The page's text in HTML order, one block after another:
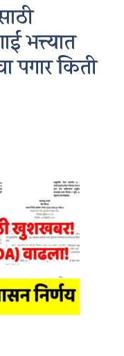
भत्त्यात
पगार किती